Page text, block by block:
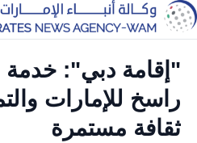
"إقامة دبي": خدمة
راسخ للإمارات
ثقافة مستمرة